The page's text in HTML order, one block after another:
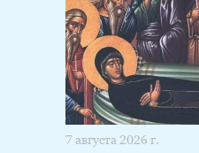
7 августа 2026 г.